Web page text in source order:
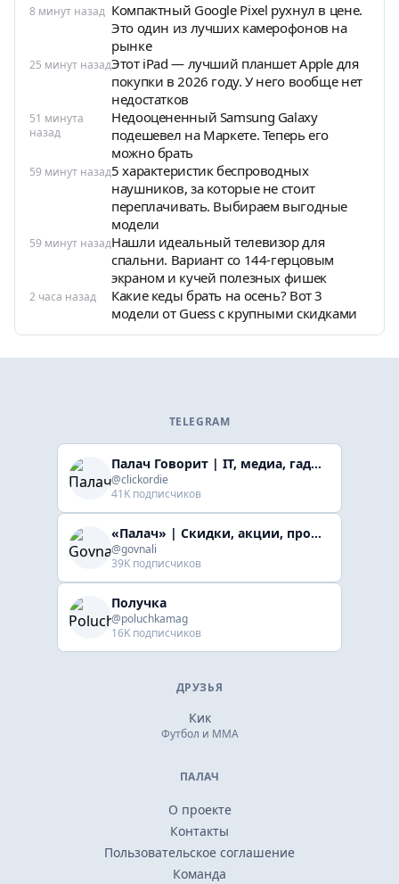
8 минут назад Компактный Google Pixel рухнул в цене.
Это один из лучших камерофонов на
рынке
25 минут назадЭтот iPad — лучший планшет Apple для
покупки в 2026 году. У него вообще нет
недостатков
51 минута
назад
Недооцененный Samsung Galaxy
подешевел на Маркете. Теперь его
можно брать
59 минут назад5 характеристик беспроводных
наушников, за которые не стоит
переплачивать. Выбираем выгодные
модели
59 минут назадНашли идеальный телевизор для
спальни. Вариант со 144-герцовым
экраном и кучей полезных фишек
2 часа назад
Какие кеды брать на осень? Вот 3
модели от Guess с крупными скидками
TELEGRAM
Палач Говорит | IT, медиа, гaджеты, скидки
@clickordie
41K подписчиков
«Палач» | Скидки, акции, промокоды
@govnali
39K подписчиков
Получка
@poluchkamag
16K подписчиков
ДРУЗЬЯ
Кик
Футбол и ММА
ПАЛАЧ
О проекте
Контакты
Пользовательское соглашение
Команда